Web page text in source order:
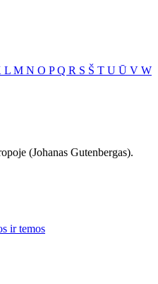
L M N O PQ R S Š T U Ū V W
(Johanas Gutenbergas).
ir temos